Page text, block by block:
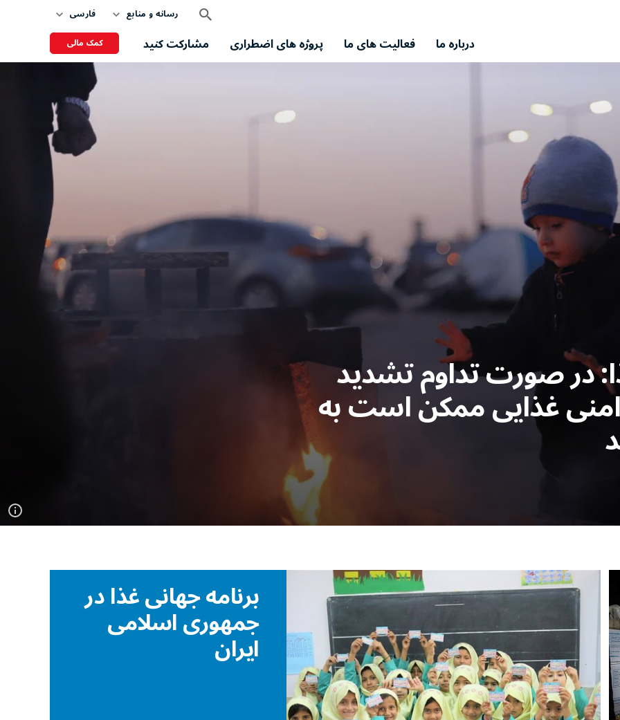
رسانه و منابع فارسی
درباره ما فعالیت های ما پروژه های اضطراری مشارکت کنید کمک مالی
در صورت تداوم تشدید
غذایی ممکن است به
برنامه جهانی غذا در
جمهوری اسلامی
ایران